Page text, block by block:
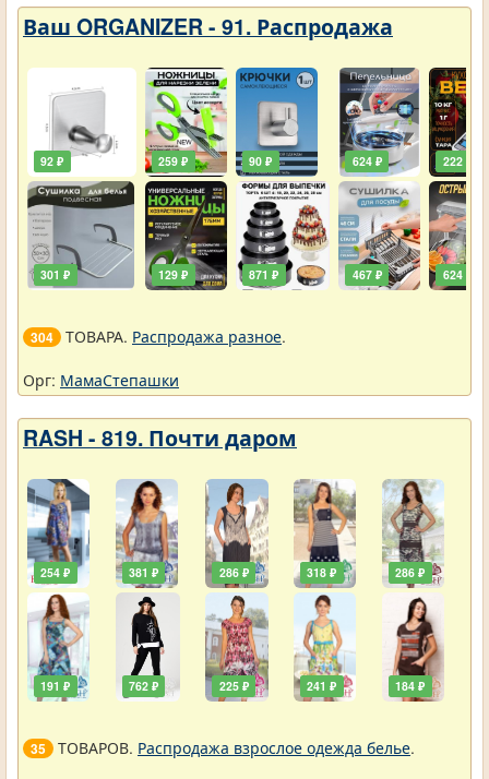
Ваш ORGANIZER - 91. Распродажа
92 ₽
301 ₽
259 ₽
129 ₽
90 ₽
871 ₽
624 ₽
467 ₽
222 ₽
624 ₽
304 ТОВАРА. Распродажа разное.
Орг: МамаСтепашки
RASH - 819. Почти даром
254 ₽
191 ₽
381 ₽
762 ₽
286 ₽
225 ₽
318 ₽
241 ₽
286 ₽
184 ₽
35 ТОВАРОВ. Распродажа взрослое одежда белье.